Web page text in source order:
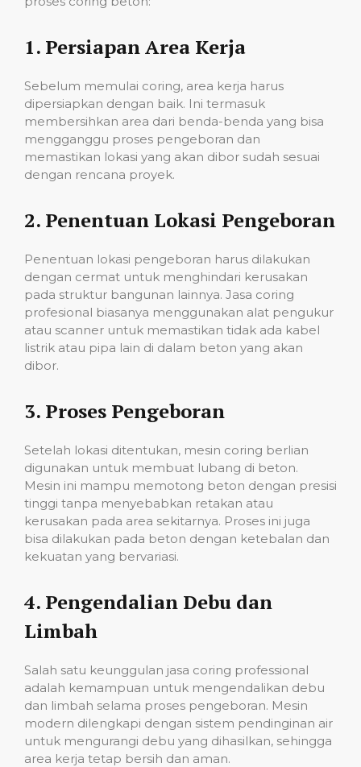
1. Persiapan Area Kerja
Sebelum memulai coring, area kerja harus
dipersiapkan dengan baik. Ini termasuk
membersihkan area dari benda-benda yang bisa
mengganggu proses pengeboran dan
memastikan lokasi yang akan dibor sudah sesuai
dengan rencana proyek.
2. Penentuan Lokasi Pengeboran
Penentuan lokasi pengeboran harus dilakukan
dengan cermat untuk menghindari kerusakan
pada struktur bangunan lainnya. Jasa coring
profesional biasanya menggunakan alat pengukur
atau scanner untuk memastikan tidak ada kabel
listrik atau pipa lain di dalam beton yang akan
dibor.
3. Proses Pengeboran
Setelah lokasi ditentukan, mesin coring berlian
digunakan untuk membuat lubang di beton.
Mesin ini mampu memotong beton dengan presisi
tinggi tanpa menyebabkan retakan atau
kerusakan pada area sekitarnya. Proses ini juga
bisa dilakukan pada beton dengan ketebalan dan
kekuatan yang bervariasi.
4. Pengendalian Debu dan
Limbah
Salah satu keunggulan jasa coring professional
adalah kemampuan untuk mengendalikan debu
dan limbah selama proses pengeboran. Mesin
modern dilengkapi dengan sistem pendinginan air
untuk mengurangi debu yang dihasilkan, sehingga
area kerja tetap bersih dan aman.